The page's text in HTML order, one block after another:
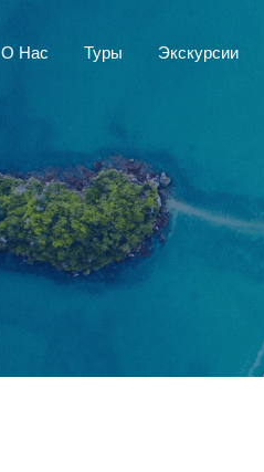
О Нас Туры Экскурсии